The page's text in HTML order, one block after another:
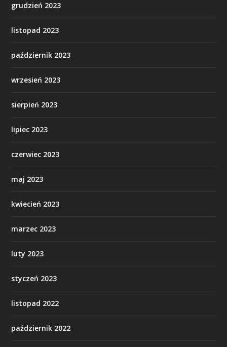
grudzień 2023
listopad 2023
październik 2023
wrzesień 2023
sierpień 2023
lipiec 2023
czerwiec 2023
maj 2023
kwiecień 2023
marzec 2023
luty 2023
styczeń 2023
listopad 2022
październik 2022